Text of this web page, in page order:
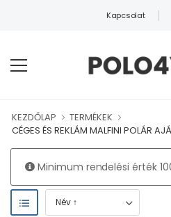
ÜDVÖZÖLJÜK
Kapcsolat
KEZDŐLAP
TERMÉKEK
CÉGES ÉS REKLÁM MALFINI POLÁR
Minimum rendelési érték